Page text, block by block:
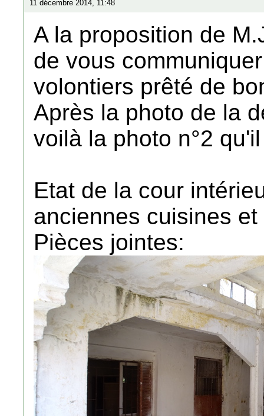
11 décembre 2014, 11:48
A la proposition de
de vous
volontiers prêté de
Après la photo de la
voilà la photo n°2
Etat de la cour
anciennes cuisines
Pièces jointes: